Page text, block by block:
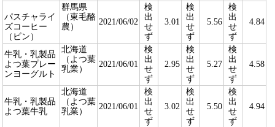
パスチャライ
ズコーヒー
（ビン）
群馬県
（東毛酪
農）
2021/06/02
検
出
せ
ず
3.01
検
出
せ
ず
5.56
検
出
せ
ず
4.84
牛乳・乳製品
よつ葉プレー
ンヨーグルト
北海道
（よつ葉
乳業）
2021/06/01
検
出
せ
ず
2.95
検
出
せ
ず
5.27
検
出
せ
ず
4.58
牛乳・乳製品
よつ葉牛乳
北海道
（よつ葉
乳業）
2021/06/01
検
出
せ
ず
3.02
検
出
せ
ず
5.50
検
出
せ
ず
4.94